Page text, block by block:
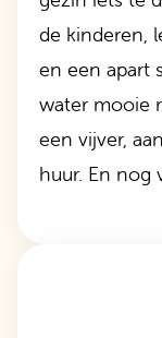
de kinderen,
en een apart
water mooie
een vijver,
huur. En nog